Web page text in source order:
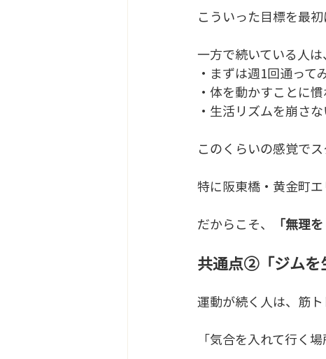
こういった目標を最
一方で続いている人は、
・まずは週1回通って
・体を動かすことに慣
・生活リズムを崩さ
このくらいの感覚で
特に阪東橋・黄金町
だからこそ、 「無理
共通点②「ジムを
運動が続く人は、筋ト
「気合を入れて行く